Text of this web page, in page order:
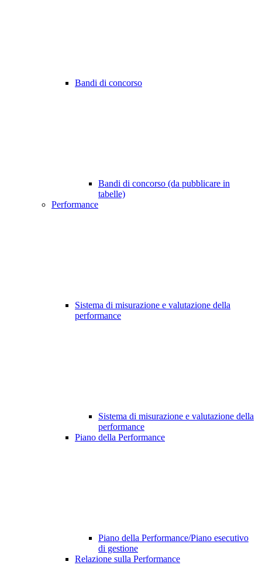
Bandi di concorso
Bandi di concorso (da pubblicare in
tabelle)
Performance
Sistema di misurazione e valutazione della
performance
Sistema di misurazione e valutazione della
performance
Piano della Performance
Piano della Performance/Piano esecutivo
di gestione
Relazione sulla Performance